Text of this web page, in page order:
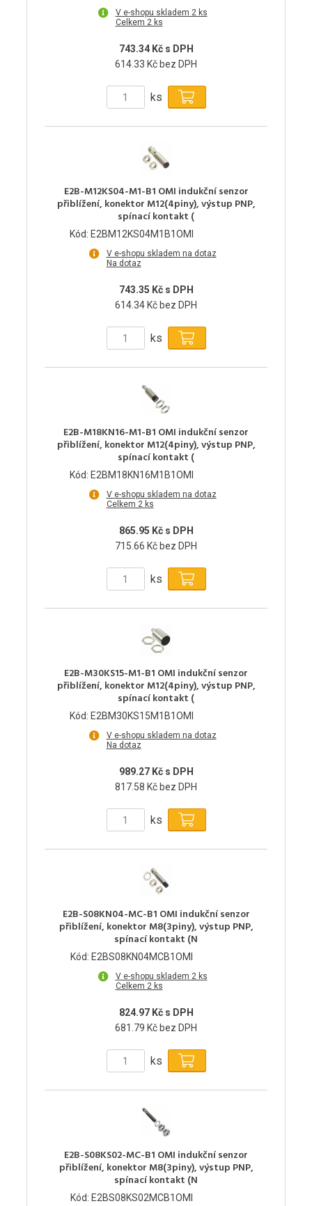
V e-shopu skladem 2 ks
Celkem 2 ks
743.34 Kč s DPH
614.33 Kč bez DPH
ks
E2B-M12KS04-M1-B1 OMI indukční senzor
přiblížení, konektor M12(4piny), výstup PNP,
spínací kontakt (
Kód: E2BM12KS04M1B1OMI
V e-shopu skladem na dotaz
Na dotaz
743.35 Kč s DPH
614.34 Kč bez DPH
ks
E2B-M18KN16-M1-B1 OMI indukční senzor
přiblížení, konektor M12(4piny), výstup PNP,
spínací kontakt (
Kód: E2BM18KN16M1B1OMI
V e-shopu skladem na dotaz
Celkem 2 ks
865.95 Kč s DPH
715.66 Kč bez DPH
ks
E2B-M30KS15-M1-B1 OMI indukční senzor
přiblížení, konektor M12(4piny), výstup PNP,
spínací kontakt (
Kód: E2BM30KS15M1B1OMI
V e-shopu skladem na dotaz
Na dotaz
989.27 Kč s DPH
817.58 Kč bez DPH
ks
E2B-S08KN04-MC-B1 OMI indukční senzor
přiblížení, konektor M8(3piny), výstup PNP,
spínací kontakt (N
Kód: E2BS08KN04MCB1OMI
V e-shopu skladem 2 ks
Celkem 2 ks
824.97 Kč s DPH
681.79 Kč bez DPH
ks
E2B-S08KS02-MC-B1 OMI indukční senzor
přiblížení, konektor M8(3piny), výstup PNP,
spínací kontakt (N
Kód: E2BS08KS02MCB1OMI